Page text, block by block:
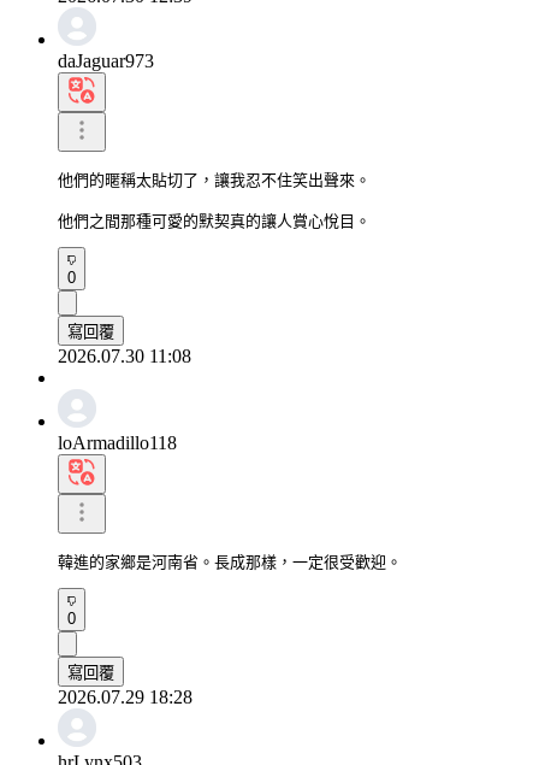
daJaguar973
他們的暱稱太貼切了，讓我忍不住笑出聲來。
他們之間那種可愛的默契真的讓人賞心悅目。
0
寫回覆
2026.07.30 11:08
loArmadillo118
韓進的家鄉是河南省。長成那樣，一定很受歡迎。
0
寫回覆
2026.07.29 18:28